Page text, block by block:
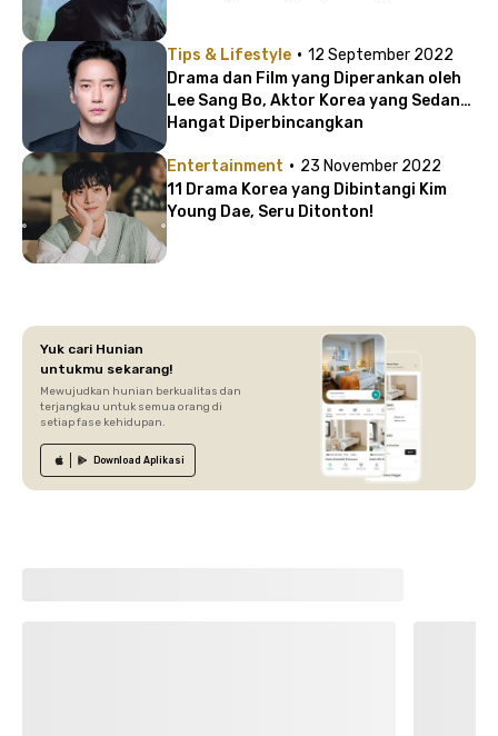
Tips & Lifestyle · 12 September 2022
Drama dan Film yang Diperankan oleh
Lee Sang Bo, Aktor Korea yang Sedang
Hangat Diperbincangkan
Entertainment · 23 November 2022
11 Drama Korea yang Dibintangi Kim
Young Dae, Seru Ditonton!
Yuk cari Hunian
untukmu sekarang!
Mewujudkan hunian berkualitas dan
terjangkau untuk semua orang di
setiap fase kehidupan.
Download Aplikasi